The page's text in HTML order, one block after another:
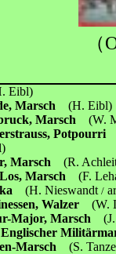
Eibl)
Marsch(H. Eibl)
Marsch(W.
Marsch(R.
Los, Marsch(F.
(H. Nieswandt/
Walzer(W.
Major, Marsch
Englischer
Marsch(S.